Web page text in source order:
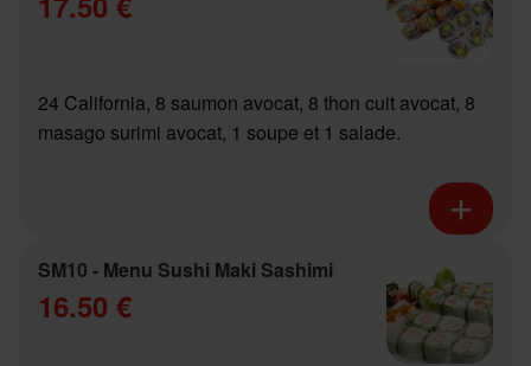
24 California, 8 saumon avocat, 8 thon cuit avocat, 8
masago surimi avocat, 1 soupe et 1 salade.
SM10 - Menu Sushi Maki Sashimi
16.50 €